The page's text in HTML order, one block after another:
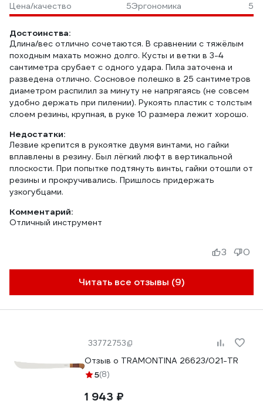
Цена/качество 5Эргономика 5
Достоинства:
Длина/вес отлично сочетаются. В сравнении с тяжёлым
походным махать можно долго. Кусты и ветки в 3-4
сантиметра срубает с одного удара. Пила заточена и
разведена отлично. Сосновое полешко в 25 сантиметров
диаметром распилил за минуту не напрягаясь (не совсем
удобно держать при пилении). Рукоять пластик с толстым
слоем резины, крупная, в руке 10 размера лежит хорошо.
Недостатки:
Лезвие крепится в рукоятке двумя винтами, но гайки
вплавлены в резину. Был лёгкий люфт в вертикальной
плоскости. При попытке подтянуть винты, гайки отошли от
резины и прокручивались. Пришлось придержать
узкогубцами.
Комментарий:
Отличный инструмент
Читать все отзывы (9)
3 0
33772753
Отзыв о TRAMONTINA 26623/021-TR
5(8)
1 943 ₽